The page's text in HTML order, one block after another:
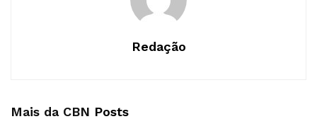
Redação
Mais da CBN Posts